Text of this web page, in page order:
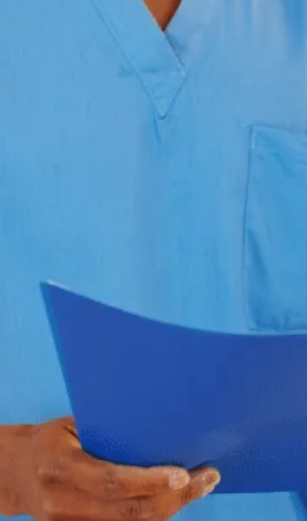
Studien
Ziele,